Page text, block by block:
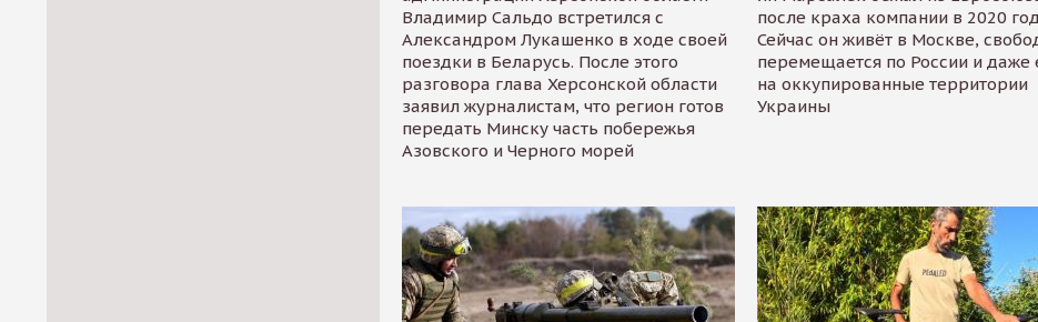
Владимир Сальдо встретился с
Александром Лукашенко в ходе своей
поездки в Беларусь. После этого
разговора глава Херсонской области
заявил журналистам, что регион готов
передать Минску часть побережья
Азовского и Черного морей
после краха компании в 2020
Сейчас он живёт в Москве,
перемещается по России и даже
на оккупированные территории
Украины